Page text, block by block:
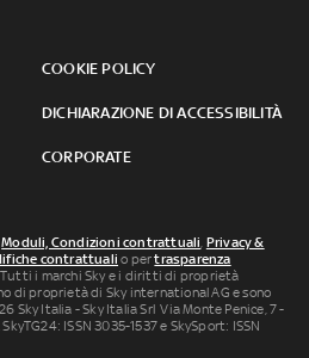
COOKIE POLICY
DICHIARAZIONE DI ACCESSIBILITÀ
CORPORATE
Moduli, Condizioni contrattuali Privacy &
contrattuali o pertrasparenza
. Tutti i marchi Sky e i diritti di proprietà
di proprietà di Sky international AG e sono
Sky Italia - Sky Italia Srl Via Monte Penice, 7 -
ISSN 3035-1537 e SkySport: ISSN